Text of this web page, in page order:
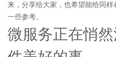
来，分享给大家，也希望能给同
一些参考。
微服务正在悄